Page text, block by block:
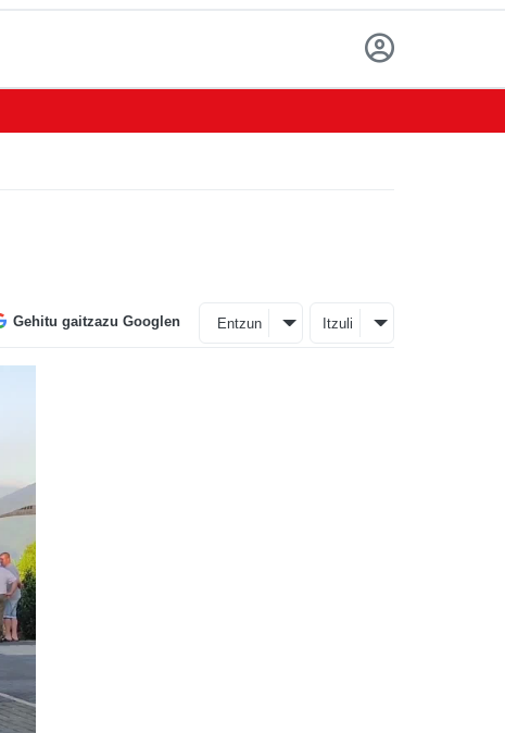
Gehitu gaitzazu Googlen Entzun Itzuli